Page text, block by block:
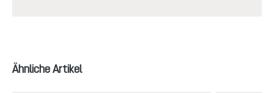
Produktgalerie überspringen
Ähnliche Artikel